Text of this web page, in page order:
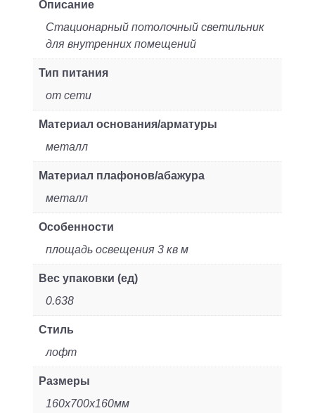
Описание
Стационарный потолочный светильник
для внутренних помещений
Тип питания
от сети
Материал основания/арматуры
металл
Материал плафонов/абажура
металл
Особенности
площадь освещения 3 кв м
Вес упаковки (ед)
0.638
Стиль
лофт
Размеры
160x700x160мм